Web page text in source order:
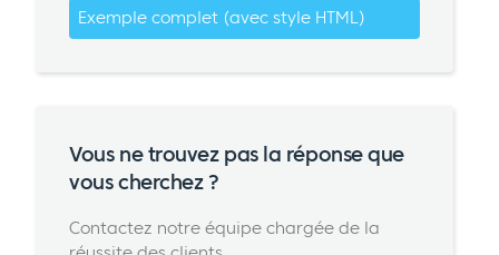
Exemple complet (avec style HTML)
Vous ne trouvez pas la réponse que
vous cherchez ?
Contactez notre équipe chargée de la